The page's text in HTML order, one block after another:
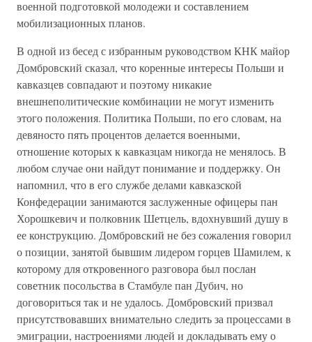
военной подготовкой молодежи и составлением
мобилизационных планов.
В одной из бесед с избранным руководством КНК майор
Домбровский сказал, что коренные интересы Польши и
кавказцев совпадают и поэтому никакие
внешнеполитические комбинации не могут изменить
этого положения. Политика Польши, по его словам, на
девяносто пять процентов делается военными,
отношение которых к кавказцам никогда не менялось. В
любом случае они найдут понимание и поддержку. Он
напомнил, что в его службе делами кавказской
Конфедерации занимаются заслуженные офицеры пан
Хорошкевич и полковник Шетцель, вдохнувший душу в
ее конструкцию. Домбровский не без сожаления говорил
о позиции, занятой бывшим лидером горцев Шамилем, к
которому для откровенного разговора был послан
советник посольства в Стамбуле пан Дубич, но
договориться так и не удалось. Домбровский призвал
присутствовавших внимательно следить за процессами в
эмиграции, настроениями людей и докладывать ему о